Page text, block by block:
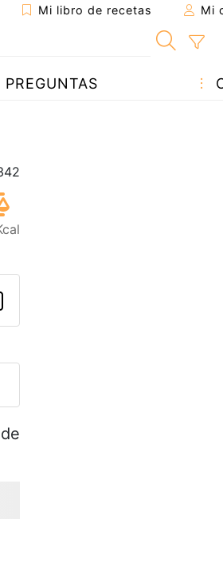
Mi libro de recetas Mi
PREGUNTAS
a un amigo
página
al autor
la foto de